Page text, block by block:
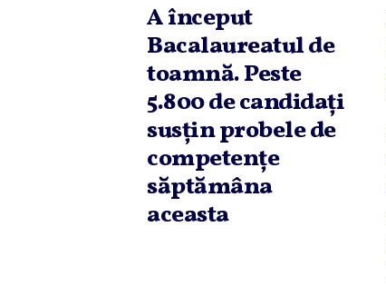
A început
Bacalaureatul de
toamnă. Peste
5.800 de candidaţi
susţin probele de
competenţe
săptămâna
aceasta